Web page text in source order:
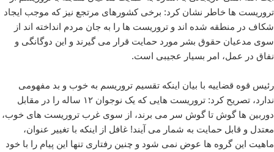
تروریست ها خاطر نشان کرد: برخی کشورهای مرتجع نیز که موجب ایجاد
شکاف در منطقه شده اند و تروریست ها را به جان مردم انداخته اند از
سوی مدعیان حقوق بشر مورد حمایت قرار می گیرند و این دوگانگی و
نفاق در عمل، امر بسیار عجیبی است.
رئیس قوه قضاییه با بیان اینکه تقسیم تروریسم به خوب و بد مفهومی
ندارد، تصریح کرد: تروریست هایی که یک نوجوان ۱۲ ساله را در مقابل
دوربین ها گوش تا گوش سر می برند، از سوی غرب تروریست های خوب،
معتدل و قابل حمایت به شمار می آیند! غافل از اینکه با تغییر عنوان،
ماهیت این گروه ها عوض نمی شود و چنین رفتاری تنها این پیام را با خود